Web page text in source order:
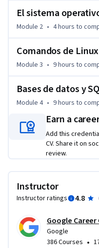
Te guiarán especialistas
trabajan en
ejemplos que simulan
prepararte para trabajar.
preparados/as para
ciberseguridad, en un
El sistema
Module 2 • 4 hours to
Comandos de
Module 3 • 9 hours to
Bases de datos y
Module 4 • 9 hours to
Earn a
Add this
CV. Share it on
review.
Instructor
Instructor ratings 4.8
Google
Google
386 Courses •